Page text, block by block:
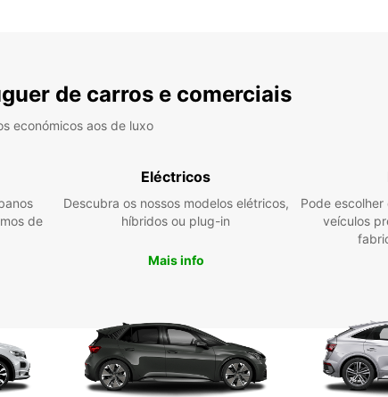
de carros e comerciais
económicos aos de luxo
de
Eléctricos
Descubra os nossos modelos elétricos,
híbridos ou plug-in
Mais info
Pode
veículos